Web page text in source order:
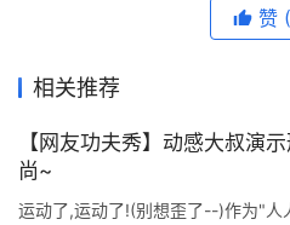
赞
相关推荐
【网友功夫秀】动感大叔演
尚~
运动了,运动了!(别想歪了--)作为"人